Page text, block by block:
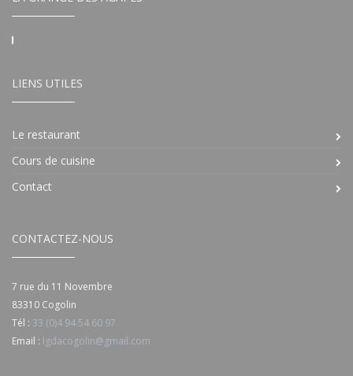
LIENS UTILES
Le restaurant
Cours de cuisine
Contact
CONTACTEZ-NOUS
7 rue du 11 Novembre
83310 Cogolin
Tél : 33 (0)4 94 54 60 97
Email : lgdacogolin@gmail.com